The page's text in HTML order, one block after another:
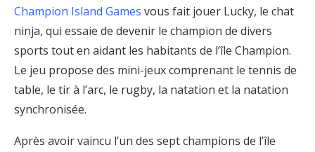
Champion Island Games vous fait jouer Lucky, le chat
ninja, qui essaie de devenir le champion de divers
sports tout en aidant les habitants de l’île Champion.
Le jeu propose des mini-jeux comprenant le tennis de
table, le tir à l’arc, le rugby, la natation et la natation
synchronisée.
Après avoir vaincu l’un des sept champions de l’île